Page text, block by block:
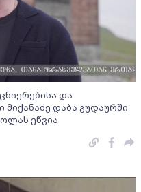
და
დაბა გუდაურში
ეწვია